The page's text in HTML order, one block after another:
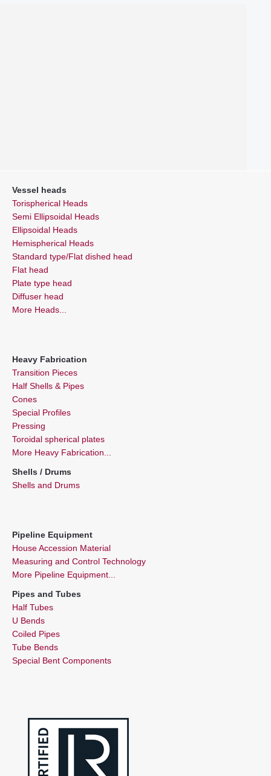
Vessel heads
Torispherical Heads
Semi Ellipsoidal Heads
Ellipsoidal Heads
Hemispherical Heads
Standard type/Flat dished head
Flat head
Plate type head
Diffuser head
More Heads...
Heavy Fabrication
Transition Pieces
Half Shells & Pipes
Cones
Special Profiles
Pressing
Toroidal spherical plates
More Heavy Fabrication...
Shells / Drums
Shells and Drums
Pipeline Equipment
House Accession Material
Measuring and Control Technology
More Pipeline Equipment...
Pipes and Tubes
Half Tubes
U Bends
Coiled Pipes
Tube Bends
Special Bent Components